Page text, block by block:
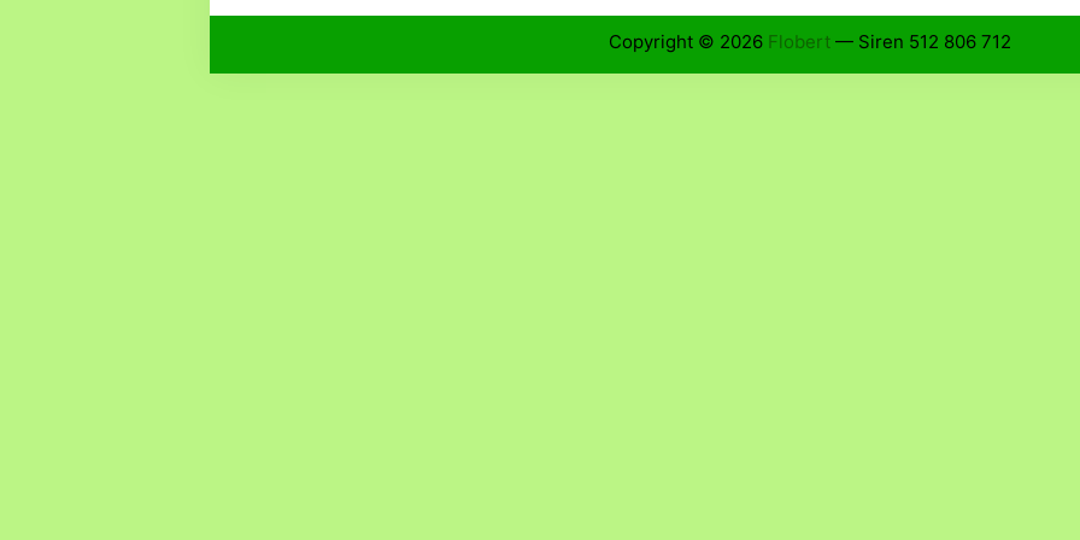
Copyright © 2026 Flobert — Siren 512 806 712